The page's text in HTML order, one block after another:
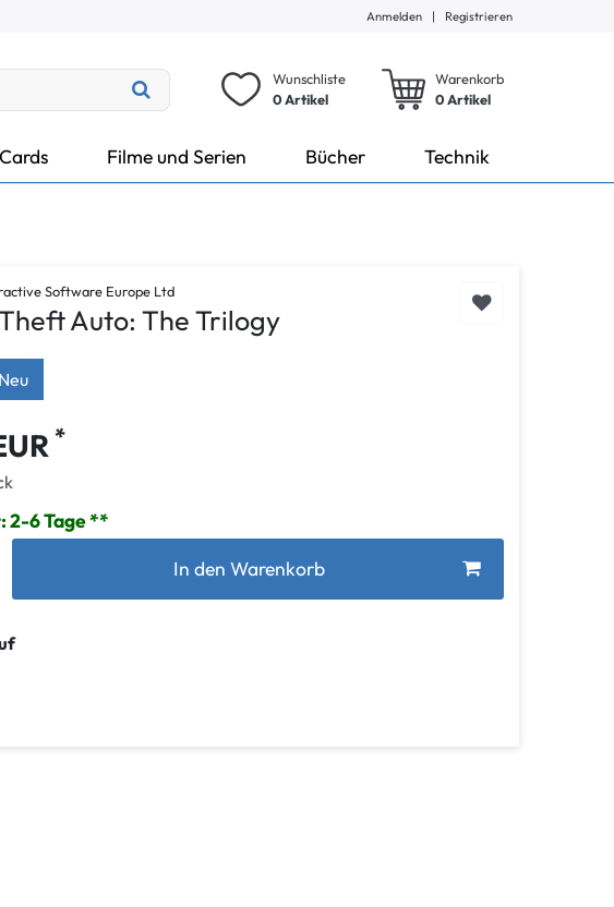
Anmelden | Registrieren
Wunschliste
0 Artikel
Warenkorb
0Artikel
Filme und Serien Bücher Technik
Software Europe Ltd
Auto: The Trilogy
*
2-6 Tage
In den Warenkorb